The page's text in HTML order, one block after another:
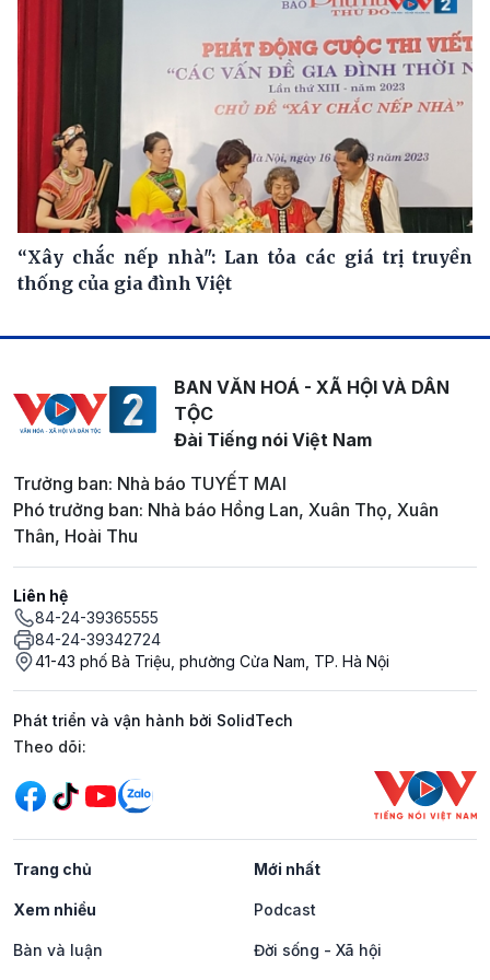
“Xây chắc nếp nhà": Lan tỏa các giá trị truyền
thống của gia đình Việt
BAN VĂN HOÁ - XÃ HỘI VÀ DÂN
TỘC
Đài Tiếng nói Việt Nam
Trưởng ban: Nhà báo TUYẾT MAI
Phó trưởng ban: Nhà báo Hồng Lan, Xuân Thọ, Xuân
Thân, Hoài Thu
Liên hệ
84-24-39365555
84-24-39342724
41-43 phố Bà Triệu, phường Cửa Nam, TP. Hà Nội
Phát triển và vận hành bởi SolidTech
Mạng xã hội
Theo dõi:
Trang chủ Mới nhất
Xem nhiều Podcast
Bàn và luận Đời sống - Xã hội